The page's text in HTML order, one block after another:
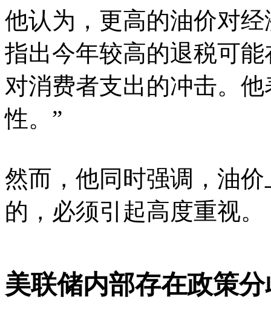
他认为，更高的油价对
指出今年较高的退税可
对消费者支出的冲击。
性。”
然而，他同时强调，油
的，必须引起高度重视。
美联储内部存在政策分